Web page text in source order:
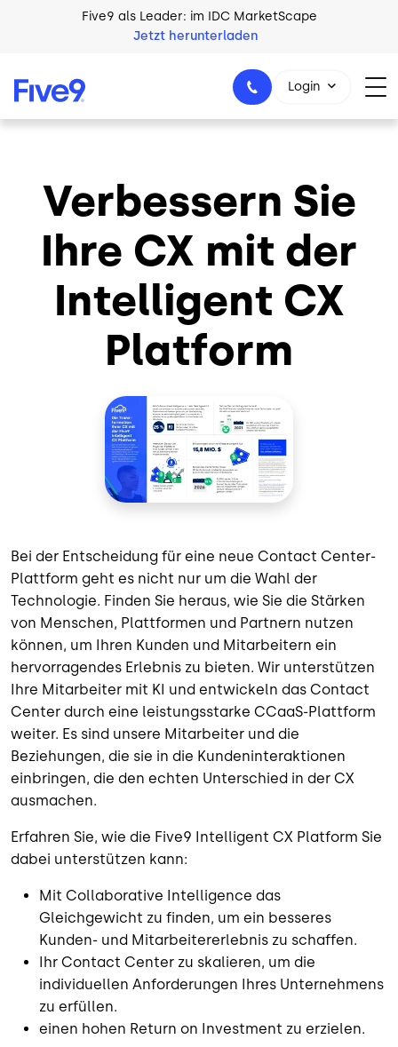
Skip to main contentFive9 als Leader: im IDC MarketScape
Jetzt herunterladen
+49 89 231 201 864
Login
Verbessern Sie
Ihre CX mit der
Intelligent CX
Platform
Bei der Entscheidung für eine neue Contact Center-
Plattform geht es nicht nur um die Wahl der
Technologie. Finden Sie heraus, wie Sie die Stärken
von Menschen, Plattformen und Partnern nutzen
können, um Ihren Kunden und Mitarbeitern ein
hervorragendes Erlebnis zu bieten. Wir unterstützen
Ihre Mitarbeiter mit KI und entwickeln das Contact
Center durch eine leistungsstarke CCaaS-Plattform
weiter. Es sind unsere Mitarbeiter und die
Beziehungen, die sie in die Kundeninteraktionen
einbringen, die den echten Unterschied in der CX
ausmachen.
Erfahren Sie, wie die Five9 Intelligent CX Platform Sie
dabei unterstützen kann:
Mit Collaborative Intelligence das
Gleichgewicht zu finden, um ein besseres
Kunden- und Mitarbeitererlebnis zu schaffen.
Ihr Contact Center zu skalieren, um die
individuellen Anforderungen Ihres Unternehmens
zu erfüllen.
einen hohen Return on Investment zu erzielen.